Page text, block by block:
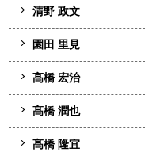
清野 政文
園田 里見
髙橋 宏治
髙橋 潤也
髙橋 隆宜